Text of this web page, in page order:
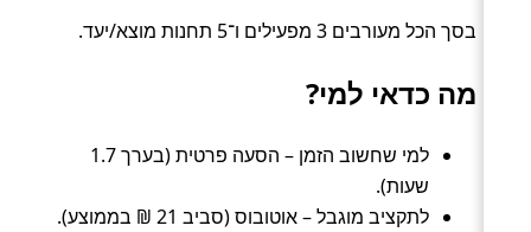
בסך הכל מעורבים 3 מפעילים ו־5 תחנות מוצא/יעד.
מה כדאי למי?
למי שחשוב הזמן – הסעה פרטית (בערך 1.7
שעות).
לתקציב מוגבל – אוטובוס (סביב 21 ₪ בממוצע).